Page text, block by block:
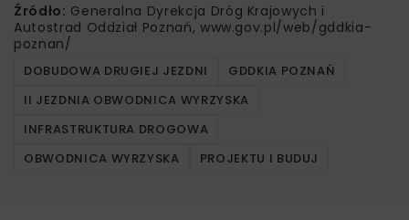
Źródło: Generalna Dyrekcja Dróg Krajowych i
Autostrad Oddział Poznań, www.gov.pl/web/gddkia-
poznan/
DOBUDOWA DRUGIEJ JEZDNI
GDDKIA POZNAŃ
II JEZDNIA OBWODNICA WYRZYSKA
INFRASTRUKTURA DROGOWA
OBWODNICA WYRZYSKA
PROJEKTU I BUDUJ